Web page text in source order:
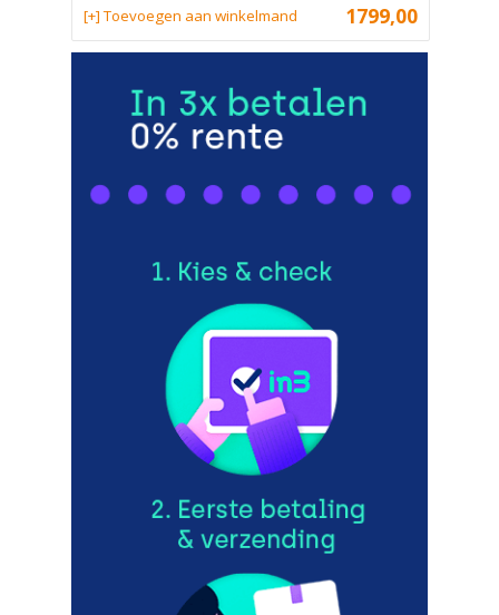
1799,00
[+] Toevoegen aan winkelmand